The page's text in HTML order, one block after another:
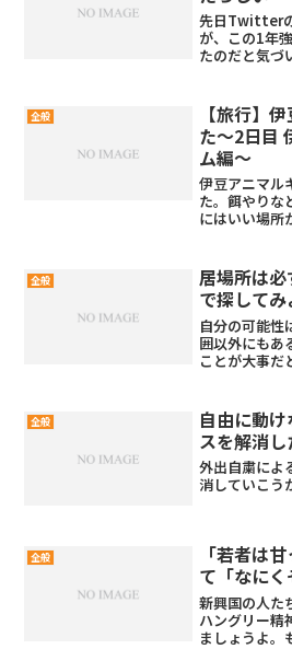
先日Twitter
が、この1年
たのだと気づ
行動するこ
精神的に苦し
全般
【旅行】
た〜2日目
ム編〜
伊豆アニマル
た。餌やりな
にはいい場所
全般
居場所は
で探してみ
自分の可能性
囲以外にもあ
ことが大事だ
全般
自由に動
スを解消し
外出自粛によ
消していこう
全般
「若者は
て「なに
新興国の人た
ハングリー精
ましょうよ。